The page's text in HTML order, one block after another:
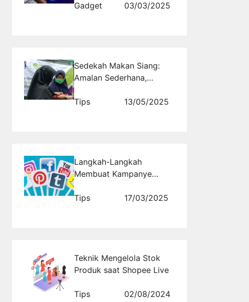
Tren Pasar
Gadget 03/03/2025
Sedekah Makan Siang:
Amalan Sederhana,
Dampak Luar Biasa
Tips
13/05/2025
Langkah-Langkah
Membuat Kampanye
Media Sosial yang
Berkelanjutan dan
Tips 17/03/2025
Teknik Mengelola Stok
Produk saat Shopee Live
Tips 02/08/2024